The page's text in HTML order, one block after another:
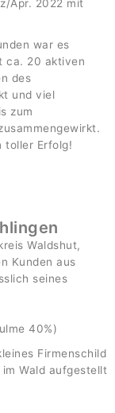
Apr. 2022 mit
war es
ca. 20 aktiven
des
und viel
zum
toller Erfolg!
Waldshut,
Kunden aus
seines
40%)
Firmenschild
Wald aufgestellt